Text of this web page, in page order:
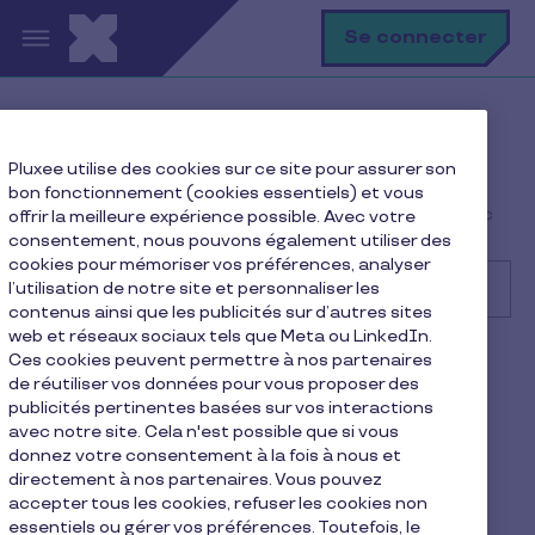
Aller au contenu principal Se connecter
Utilisation de la carte et des avantages
Puis-je utiliser Apple Pay ou Google Pay pour payer avec
ma Carte Pluxee Restaurant ?
Recherche
Consommateur Pluxee Restaurant
Puis-je utiliser Apple Pay ou
Google Pay pour payer avec
ma Carte Pluxee Restaurant
Pluxee utilise des cookies sur ce site pour assurer son
bon fonctionnement (cookies essentiels) et vous
offrir la meilleure expérience possible. Avec votre
consentement, nous pouvons également utiliser des
cookies pour mémoriser vos préférences, analyser
l’utilisation de notre site et personnaliser les
contenus ainsi que les publicités sur d’autres sites
web et réseaux sociaux tels que Meta ou LinkedIn.
Ces cookies peuvent permettre à nos partenaires
de réutiliser vos données pour vous proposer des
publicités pertinentes basées sur vos interactions
avec notre site. Cela n'est possible que si vous
donnez votre consentement à la fois à nous et
directement à nos partenaires. Vous pouvez
accepter tous les cookies, refuser les cookies non
essentiels ou gérer vos préférences. Toutefois, le